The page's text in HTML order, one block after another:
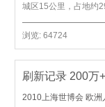
城区15公里，占地约
浏览:64724
刷新记录 200万
2010上海世博会 欧